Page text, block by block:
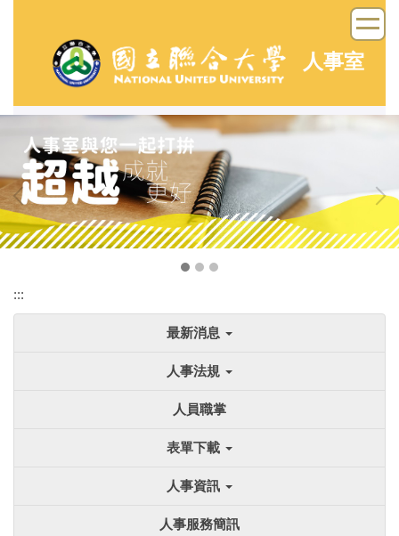
容
人事室
:::
最新消息
人事法規
人員職掌
表單下載
人事資訊
人事服務簡訊